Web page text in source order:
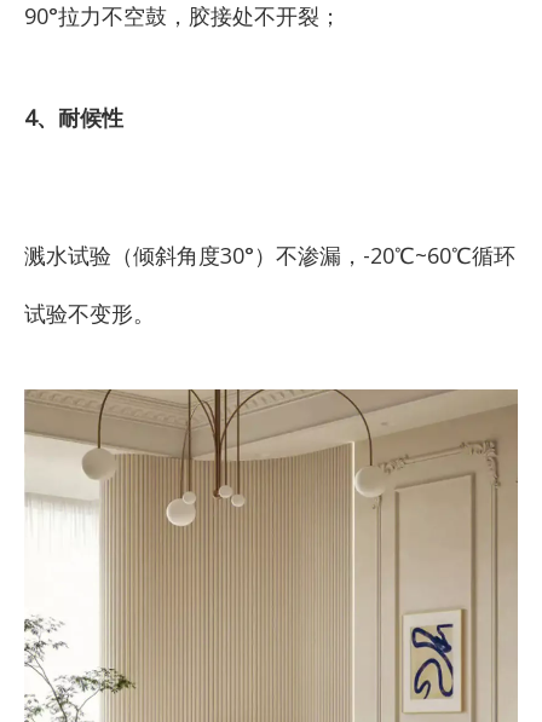
90°拉力不空鼓，胶接处不开裂；
4、耐候性
溅水试验（倾斜角度30°）不渗漏，-20℃~60℃循环
试验不变形。